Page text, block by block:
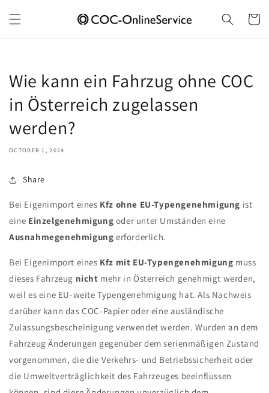
content
Cart
Wie kann ein Fahrzug ohne COC
in Österreich zugelassen
werden?
OCTOBER 1, 2024
Share
Bei Eigenimport eines Kfz ohne EU-Typengenehmigung ist
eine Einzelgenehmigung oder unter Umständen eine
Ausnahmegenehmigung erforderlich.
Bei Eigenimport eines Kfz mit EU-Typengenehmigung muss
dieses Fahrzeug nicht mehr in Österreich genehmigt werden,
weil es eine EU-weite Typengenehmigung hat. Als Nachweis
darüber kann das COC-Papier oder eine ausländische
Zulassungsbescheinigung verwendet werden. Wurden an dem
Fahrzeug Änderungen gegenüber dem serienmäßigen Zustand
vorgenommen, die die Verkehrs- und Betriebssicherheit oder
die Umweltverträglichkeit des Fahrzeuges beeinflussen